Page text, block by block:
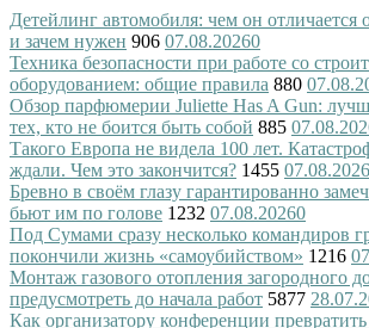
Детейлинг автомобиля: чем он
и зачем нужен 906 07.08.20260
Техника безопасности при работе со
оборудованием: общие правила 880
Обзор парфюмерии Juliette Has A Gun:
тех, кто не боится быть собой 885
Такого Европа не видела 100 лет.
ждали. Чем это закончится? 1455 07.08.2026
Бревно в своём глазу гарантированно
бьют им по голове 1232 07.08.20260
Под Сумами сразу несколько командиров
покончили жизнь «самоубийством» 1216
Монтаж газового отопления загородного
предусмотреть до начала работ 5877
Как организатору конференции